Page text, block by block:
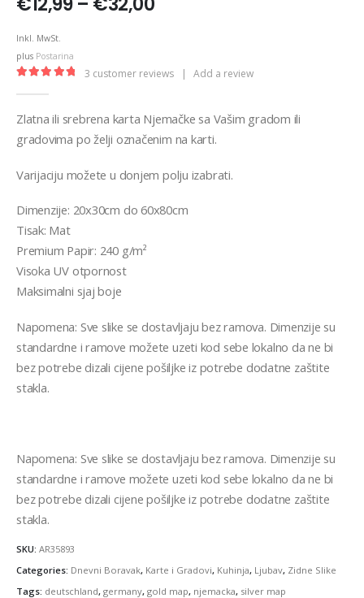
€32,00
Inkl. MwSt.
plus Postarina
3 customer reviews | Add a review
Zlatna ili srebrena karta Njemačke sa Vašim gradom ili
gradovima po želji označenim na karti.
Varijaciju možete u donjem polju izabrati.
Dimenzije: 20x30cm do 60x80cm
Tisak: Mat
Premium Papir: 240 g/m²
Visoka UV otpornost
Maksimalni sjaj boje
Napomena: Sve slike se dostavljaju bez ramova. Dimenzije su
standardne i ramove možete uzeti kod sebe lokalno da ne bi
bez potrebe dizali cijene pošiljke iz potrebe dodatne zaštite
stakla.
Napomena: Sve slike se dostavljaju bez ramova. Dimenzije su
standardne i ramove možete uzeti kod sebe lokalno da ne bi
bez potrebe dizali cijene pošiljke iz potrebe dodatne zaštite
stakla.
SKU: AR35893
Categories: Dnevni Boravak, Karte i Gradovi, Kuhinja, Ljubav, Zidne Slike
Tags: deutschland, germany, gold map, njemacka, silver map